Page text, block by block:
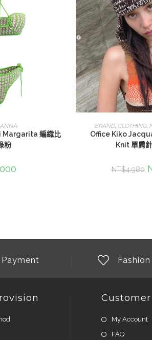
編織比
粉
加入
BRAND, CLOTHING,
Office Kiko
Knit 單肩
NT$4,980
My Account
FAQ